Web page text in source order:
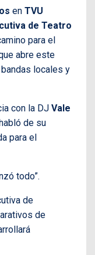
en TVU
de Teatro
para el
abre este
locales y
con la DJ Vale
de su
para el
todo”.
de
de